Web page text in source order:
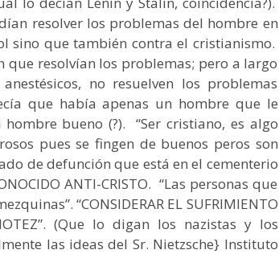
resolver los problemas del hombre en
sino que también contra el cristianismo.
que resolvían los problemas; pero a largo
no resuelven los problemas
que había apenas un hombre que le
bueno (?). “Ser cristiano, es algo
pues se fingen de buenos peros son
de defunción que está en el cementerio
ANTI-CRISTO. “Las personas que
“CONSIDERAR EL SUFRIMIENTO
(Que lo digan los nazistas y los
las ideas del Sr. Nietzsche} Instituto